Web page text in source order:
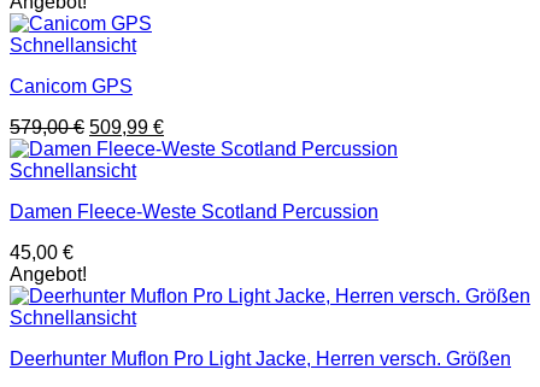
Schnellansicht
Canicom GPS
579,00€ Ursprünglicher
Preis
war:
509,99 €Aktueller
Preis
Schnellansicht
Damen Fleece-Weste Scotland Percussion
45,00 €
Angebot!
Schnellansicht
Deerhunter Muflon Pro Light Jacke, Herren versch. Größen